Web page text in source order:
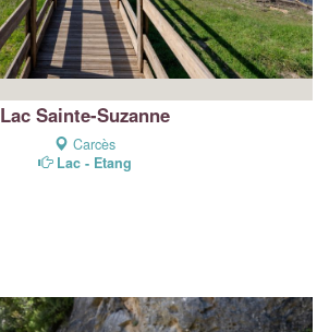
Lac Sainte-Suzanne
Carcès
Lac - Etang